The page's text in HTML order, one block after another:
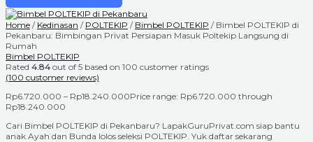
Home / Kedinasan / POLTEKIP / Bimbel POLTEKIP / Bimbel POLTEKIP di
Pekanbaru: Bimbingan Privat Persiapan Masuk Poltekip Langsung di
Rumah
Bimbel POLTEKIP
Rated 4.84 out of 5 based on 100 customer ratings
(100 customer reviews)
Rp6.720.000 – Rp18.240.000Price range: Rp6.720.000 through
Rp18.240.000
Cari Bimbel POLTEKIP di Pekanbaru? LapakGuruPrivat.com siap bantu
anak Ayah dan Bunda lolos seleksi POLTEKIP. Yuk daftar sekarang